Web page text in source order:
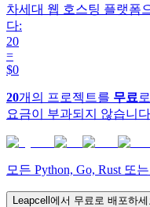
차세대 웹 호스팅 플랫폼
다:
20
=
$0
20개의 프로젝트를 무료
요금이 부과되지 않습니
모든 Python, Go, Rust 또
Leapcell에서 무료로 배포하